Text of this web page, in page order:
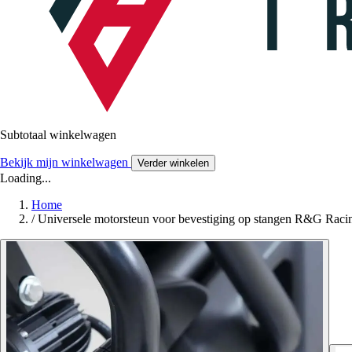
Subtotaal winkelwagen
Bekijk mijn winkelwagen Verder winkelen
Loading...
Home
/ Universele motorsteun voor bevestiging op stangen R&G